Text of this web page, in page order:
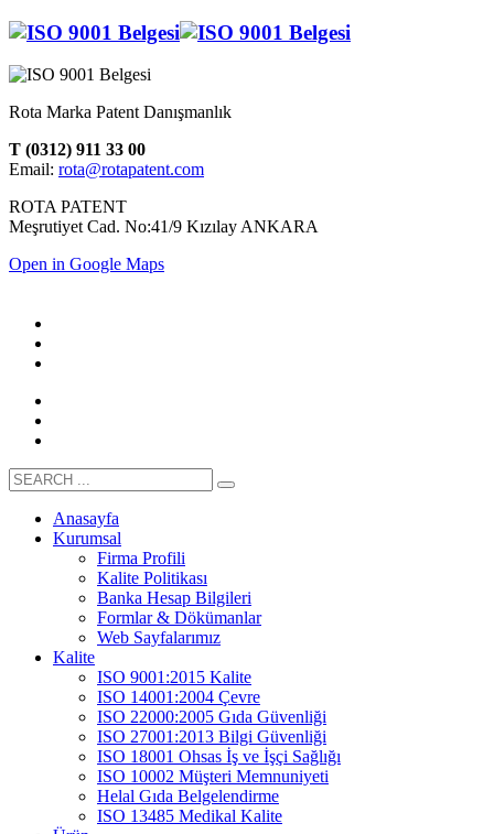
Rota Marka Patent Danışmanlık
T (0312) 911 33 00
Email: rota@rotapatent.com
ROTA PATENT
Meşrutiyet Cad. No:41/9 Kızılay ANKARA
Open in Google Maps
Anasayfa
Kurumsal
Firma Profili
Kalite Politikası
Banka Hesap Bilgileri
Formlar & Dökümanlar
Web Sayfalarımız
Kalite
ISO 9001:2015 Kalite
ISO 14001:2004 Çevre
ISO 22000:2005 Gıda Güvenliği
ISO 27001:2013 Bilgi Güvenliği
ISO 18001 Ohsas İş ve İşçi Sağlığı
ISO 10002 Müşteri Memnuniyeti
Helal Gıda Belgelendirme
ISO 13485 Medikal Kalite